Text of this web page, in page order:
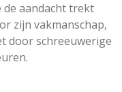
de aandacht trekt
zijn vakmanschap,
door schreeuwerige